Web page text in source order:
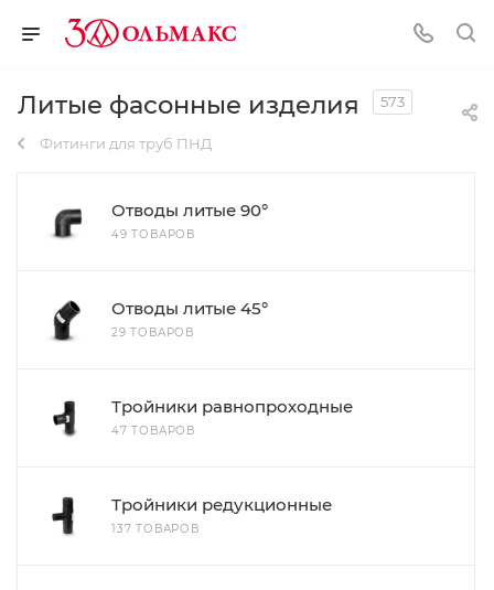
Литые фасонные изделия 573
Фитинги для труб ПНД
Отводы литые 90°
49 ТОВАРОВ
Отводы литые 45°
29 ТОВАРОВ
Тройники равнопроходные
47 ТОВАРОВ
Тройники редукционные
137 ТОВАРОВ